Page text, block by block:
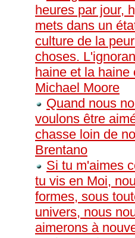
heures par jour,
mets dans un
culture de la
choses.
haine et la
Michael Moore
Quand nous
voulons être
chasse loin de
Brentano
Si tu m'aimes
tu vis en Moi,
formes, sous
univers, nous
aimerons à